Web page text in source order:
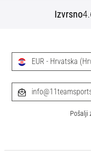
Izvrsno
EUR - Hrvatska
Pošalji